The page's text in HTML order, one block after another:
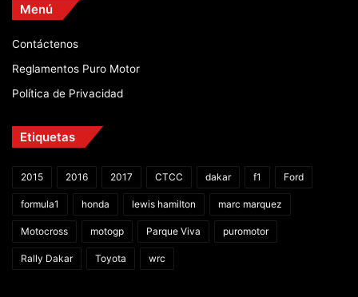
Menú
Contáctenos
Reglamentos Puro Motor
Política de Privacidad
Etiquetas
2015 2016 2017 CTCC dakar f1 Ford
formula1 honda lewis hamilton marc marquez
Motocross motogp Parque Viva puromotor
Rally Dakar Toyota wrc